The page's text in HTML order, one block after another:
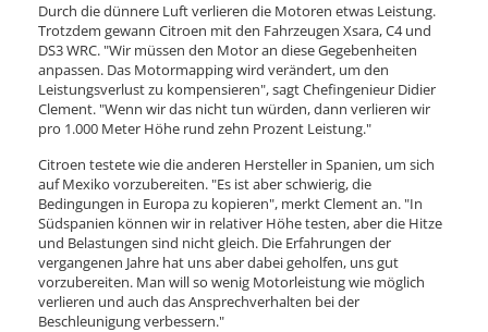
Durch die dünnere Luft verlieren die Motoren etwas Leistung.
Trotzdem gewann Citroen mit den Fahrzeugen Xsara, C4 und
DS3 WRC. "Wir müssen den Motor an diese Gegebenheiten
anpassen. Das Motormapping wird verändert, um den
Leistungsverlust zu kompensieren", sagt Chefingenieur Didier
Clement. "Wenn wir das nicht tun würden, dann verlieren wir
pro 1.000 Meter Höhe rund zehn Prozent Leistung."
Citroen testete wie die anderen Hersteller in Spanien, um sich
auf Mexiko vorzubereiten. "Es ist aber schwierig, die
Bedingungen in Europa zu kopieren", merkt Clement an. "In
Südspanien können wir in relativer Höhe testen, aber die Hitze
und Belastungen sind nicht gleich. Die Erfahrungen der
vergangenen Jahre hat uns aber dabei geholfen, uns gut
vorzubereiten. Man will so wenig Motorleistung wie möglich
verlieren und auch das Ansprechverhalten bei der
Beschleunigung verbessern."